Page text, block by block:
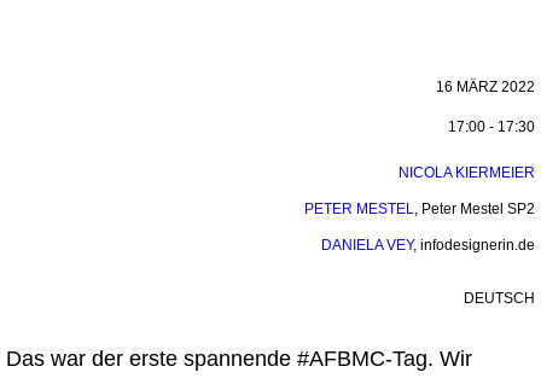
16 MÄRZ 2022
17:00 - 17:30
NICOLA KIERMEIER
PETER MESTEL, Peter Mestel SP2
DANIELA VEY, infodesignerin.de
DEUTSCH
Das war der erste spannende #AFBMC-Tag. Wir